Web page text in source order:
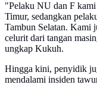
​"Pelaku NU dan F
Timur, sedangkan
Tambun Selatan. Kami
celurit dari tangan
ungkap Kukuh.
Hingga kini, penyidik
mendalami insiden